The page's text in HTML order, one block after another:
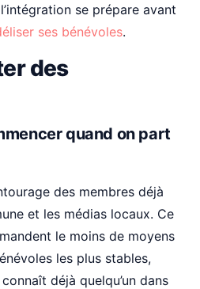
se prépare avant
ses bénévoles.
des
quand on part
des membres déjà
et les médias locaux. Ce
le moins de moyens
les plus stables,
déjà quelqu’un dans